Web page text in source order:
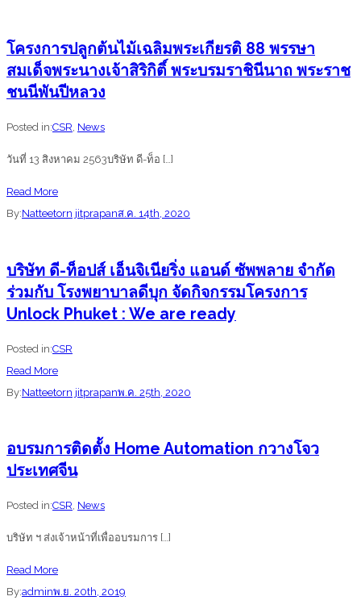
ความ
สามัคคี
ของ
บริหาร
และ
ยา
เกาะ
นาคา
ด้วย
กัน”
ภาพ
แรงงาน
สู่
SME
”
เป็น
โครงการ
พัฒนา
ฝีมือ
แรงงาน
โครงการปลูกต้นไม้เฉลิมพระเกียรติ 88 พรรษา
สมเด็จพระนางเจ้าสิริกิติ์ พระบรมราชินีนาถ พระราช
ชนนีพันปีหลวง
Posted in:CSR, News
วันที่ 13 สิงหาคม 2563บริษัท ดี-ท็อ […]
Read Moreabout
โครงการ
เฉลิมพระเกียรติ
88
พรรษา
สมเด็จ
ติ์
พระบรม
ราช
By:Natteetorn jitprapanส.ค. 14th, 2020
บริษัท ดี-ท็อปส์ เอ็นจิเนียริ่ง แอนด์ ซัพพลาย จำกัด
ร่วมกับ โรงพยาบาลดีบุก จัดกิจกรรมโครงการ
Unlock Phuket : We are ready
Posted in:CSR
Read Moreabout
บริษัท
เอ็น
จิ
เนีย
แอนด์
จำกัด
By:Natteetorn jitprapanพ.ค. 25th, 2020
อบรมการติดตั้ง Home Automation กวางโจว
ประเทศจีน
Posted in:CSR, News
บริษัท ฯ ส่งเจ้าหน้าที่เพื่ออบรมการ […]
Read Moreabout
อบรม
By:adminพ.ย. 20th, 2019